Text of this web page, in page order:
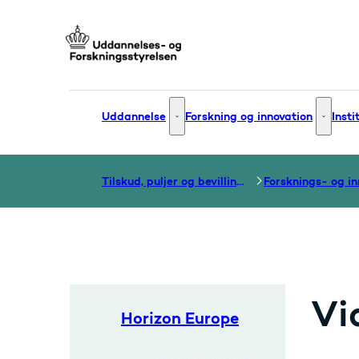
Uddannelse Uddannelse - Flere links
Forskning og innovation
Tilskud, puljer og bevillinger
Horizon Europe